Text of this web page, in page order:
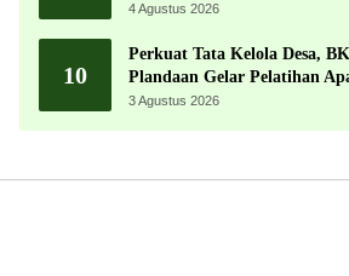
4 Agustus 2026
10
Perkuat Tata Kelola Desa,
Plandaan Gelar Pelatihan
3 Agustus 2026